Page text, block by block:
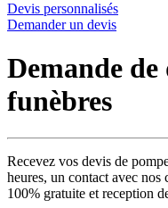
Devis personnalisés
Demander un devis
Demande de
funèbres
Recevez vos devis de
heures, un contact avec nos
100% gratuite et reception